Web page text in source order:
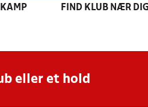
KAMP FIND KLUB NÆR
eller et hold